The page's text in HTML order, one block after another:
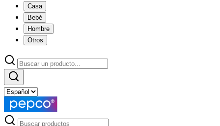
Casa
Bebé
Hombre
Otros